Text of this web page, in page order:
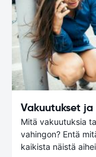
Vakuutukset
Mitä vakuutuksia
vahingon? Entä
kaikista näistä